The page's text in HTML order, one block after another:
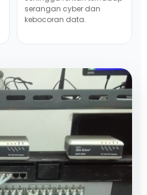
serangan cyber dan
kebocoran data.